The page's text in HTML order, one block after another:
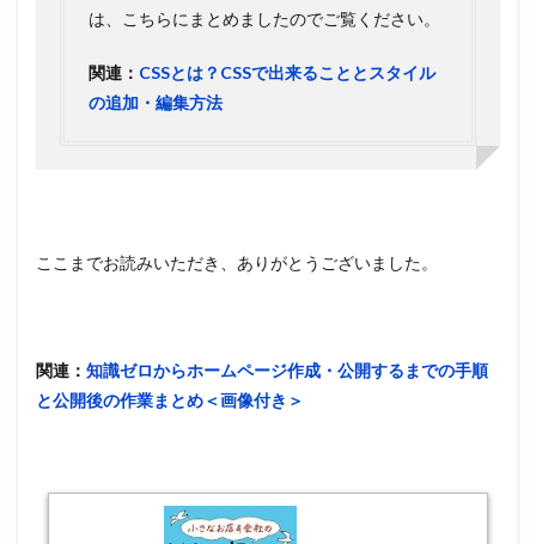
は、こちらにまとめましたのでご覧ください。
関連： CSSとは？CSSで出来ることとスタイル
の追加・編集方法
ここまでお読みいただき、ありがとうございました。
関連： 知識ゼロからホームページ作成・公開するまでの手順
と公開後の作業まとめ＜画像付き＞